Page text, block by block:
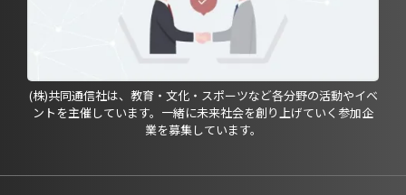
(株)共同通信社は、教育・文化・スポーツなど各分野の活動やイベ
ントを主催しています。一緒に未来社会を創り上げていく参加企
業を募集しています。